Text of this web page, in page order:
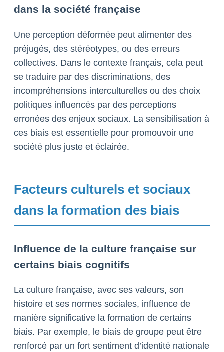
dans la société française
Une perception déformée peut alimenter des
préjugés, des stéréotypes, ou des erreurs
collectives. Dans le contexte français, cela peut
se traduire par des discriminations, des
incompréhensions interculturelles ou des choix
politiques influencés par des perceptions
erronées des enjeux sociaux. La sensibilisation à
ces biais est essentielle pour promouvoir une
société plus juste et éclairée.
Facteurs culturels et sociaux
dans la formation des biais
Influence de la culture française sur
certains biais cognitifs
La culture française, avec ses valeurs, son
histoire et ses normes sociales, influence de
manière significative la formation de certains
biais. Par exemple, le biais de groupe peut être
renforcé par un fort sentiment d’identité nationale